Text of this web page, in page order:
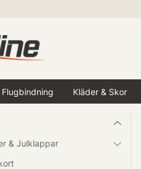
Flugbindning Kläder & Skor
& Julklappar